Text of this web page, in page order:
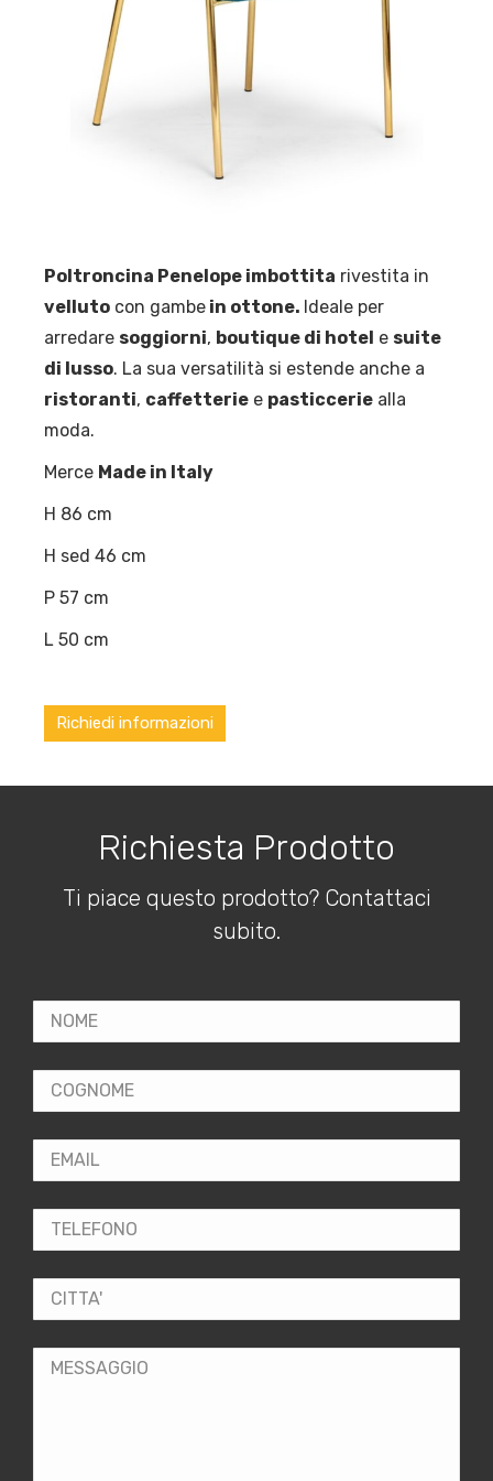
Poltroncina Penelope imbottita rivestita in
velluto con gambe in ottone. Ideale per
arredare soggiorni, boutique di hotel e suite
di lusso. La sua versatilità si estende anche a
ristoranti, caffetterie e pasticcerie alla
moda.
Merce Made in Italy
H 86 cm
H sed 46 cm
P 57 cm
L 50 cm
Richiedi informazioni
Richiesta Prodotto
Ti piace questo prodotto? Contattaci
subito.